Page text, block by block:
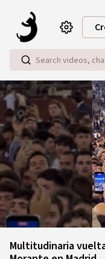
Multitudinaria